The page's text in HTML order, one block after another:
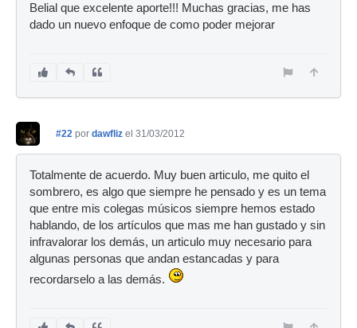
Belial que excelente aporte!!! Muchas gracias, me has
dado un nuevo enfoque de como poder mejorar
#22 por dawfliz el 31/03/2012
Totalmente de acuerdo. Muy buen articulo, me quito el
sombrero, es algo que siempre he pensado y es un tema
que entre mis colegas músicos siempre hemos estado
hablando, de los artículos que mas me han gustado y sin
infravalorar los demás, un articulo muy necesario para
algunas personas que andan estancadas y para
recordarselo a las demás.